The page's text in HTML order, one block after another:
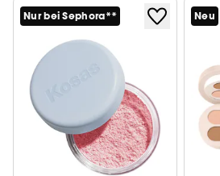
Nur bei Sephora** Neu